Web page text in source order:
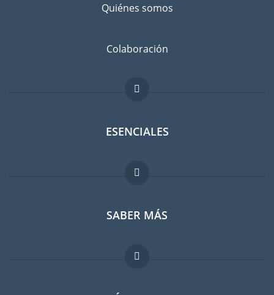
Quiénes somos
Colaboración
ESENCIALES
Foro para expatriados
Guia para expatriados
Trabajos en el extranjero
SABER MÁS
FAQ